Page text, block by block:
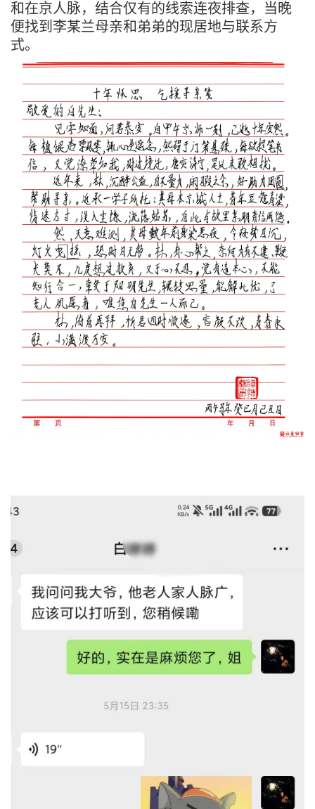
和在京人脉，结合仅有的线索连夜排查，当晚
便找到李某兰母亲和弟弟的现居地与联系方
式。